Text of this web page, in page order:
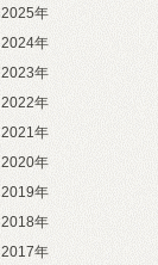
2025年
2024年
2023年
2022年
2021年
2020年
2019年
2018年
2017年